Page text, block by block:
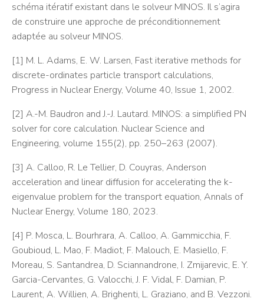
schéma itératif existant dans le solveur MINOS. Il s’agira
de construire une approche de préconditionnement
adaptée au solveur MINOS.
[1] M. L. Adams, E. W. Larsen, Fast iterative methods for
discrete-ordinates particle transport calculations,
Progress in Nuclear Energy, Volume 40, Issue 1, 2002.
[2] A.-M. Baudron and J.-J. Lautard. MINOS: a simplified PN
solver for core calculation. Nuclear Science and
Engineering, volume 155(2), pp. 250–263 (2007).
[3] A. Calloo, R. Le Tellier, D. Couyras, Anderson
acceleration and linear diffusion for accelerating the k-
eigenvalue problem for the transport equation, Annals of
Nuclear Energy, Volume 180, 2023.
[4] P. Mosca, L. Bourhrara, A. Calloo, A. Gammicchia, F.
Goubioud, L. Mao, F. Madiot, F. Malouch, E. Masiello, F.
Moreau, S. Santandrea, D. Sciannandrone, I. Zmijarevic, E. Y.
Garcia-Cervantes, G. Valocchi, J. F. Vidal, F. Damian, P.
Laurent, A. Willien, A. Brighenti, L. Graziano, and B. Vezzoni.